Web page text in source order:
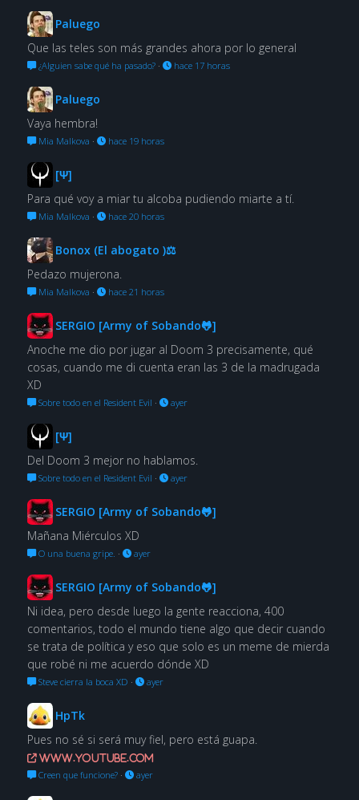
Paluego
Que las teles son más grandes ahora por lo general
¿Alguien sabe qué ha pasado?· hace 17 horas
Paluego
Vaya hembra!
Mia Malkova · hace 19 horas
[Ψ]
Para qué voy a miar tu alcoba pudiendo miarte a tí.
Mia Malkova · hace 20 horas
Bonox (El abogato )⚖
Pedazo mujerona.
Mia Malkova · hace 21 horas
SERGIO [Army of Sobando🐸]
Anoche me dio por jugar al Doom 3 precisamente, qué
cosas, cuando me di cuenta eran las 3 de la madrugada
XD
Sobre todo en el Resident Evil · ayer
[Ψ]
Del Doom 3 mejor no hablamos.
Sobre todo en el Resident Evil · ayer
SERGIO [Army of Sobando🐸]
Mañana Miérculos XD
O una buena gripe. · ayer
SERGIO [Army of Sobando🐸]
Ni idea, pero desde luego la gente reacciona, 400
comentarios, todo el mundo tiene algo que decir cuando
se trata de política y eso que solo es un meme de mierda
que robé ni me acuerdo dónde XD
Steve cierra la boca XD · ayer
HpTk
Pues no sé si será muy fiel, pero está guapa.
www.youtube.com
Creen que funcione?· ayer